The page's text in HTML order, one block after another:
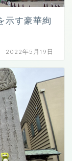
示す豪華絢
2022年5月19日